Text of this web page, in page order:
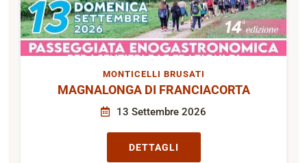
MONTICELLI BRUSATI
MAGNALONGA DI FRANCIACORTA
13 Settembre 2026
DETTAGLI